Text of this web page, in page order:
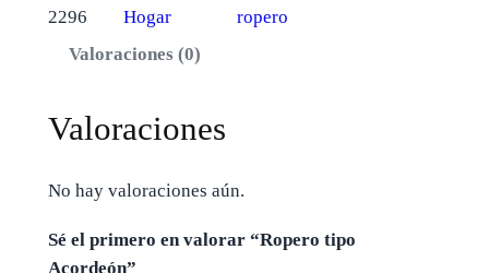
2296
Hogar
ropero
Valoraciones (0)
Valoraciones
No hay valoraciones aún.
Sé el primero en valorar “Ropero tipo
Acordeón”